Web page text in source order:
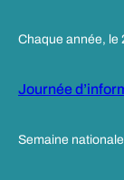
Chaque année, le
Journée
Semaine